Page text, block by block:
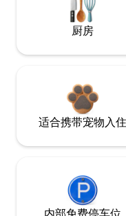
厨房
适合携带宠物入住